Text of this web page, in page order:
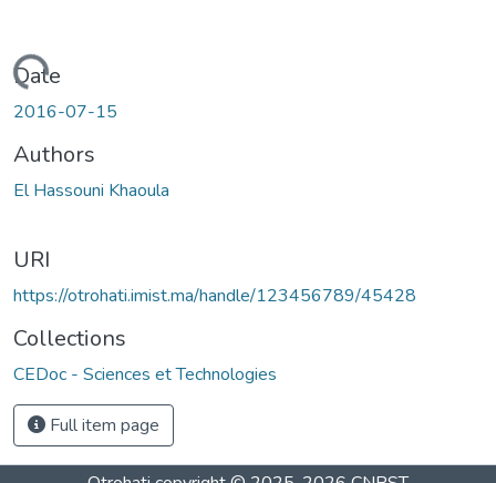
Loading...
Date
2016-07-15
Authors
El Hassouni Khaoula
URI
https://otrohati.imist.ma/handle/123456789/45428
Collections
CEDoc - Sciences et Technologies
Full item page